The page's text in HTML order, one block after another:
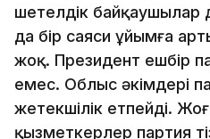
шетелдік байқаушылар
да бір саяси ұйымға
жоқ. Президент ешбір
емес. Облыс әкімдері
жетекшілік етпейді.
қызметкерлер партия